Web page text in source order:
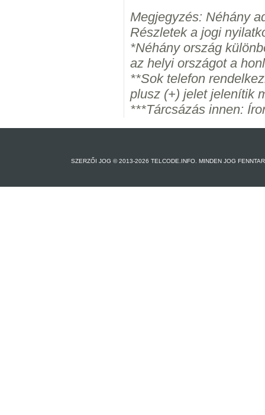
Megjegyzés: Néhány
Részletek a jogi
*Néhány ország
az helyi országot a
**Sok telefon
plusz (+) jelet jelenítik
***Tárcsázás innen:
SZERZŐI JOG © 2013-2026 TELCODE.INFO. MINDEN JOG